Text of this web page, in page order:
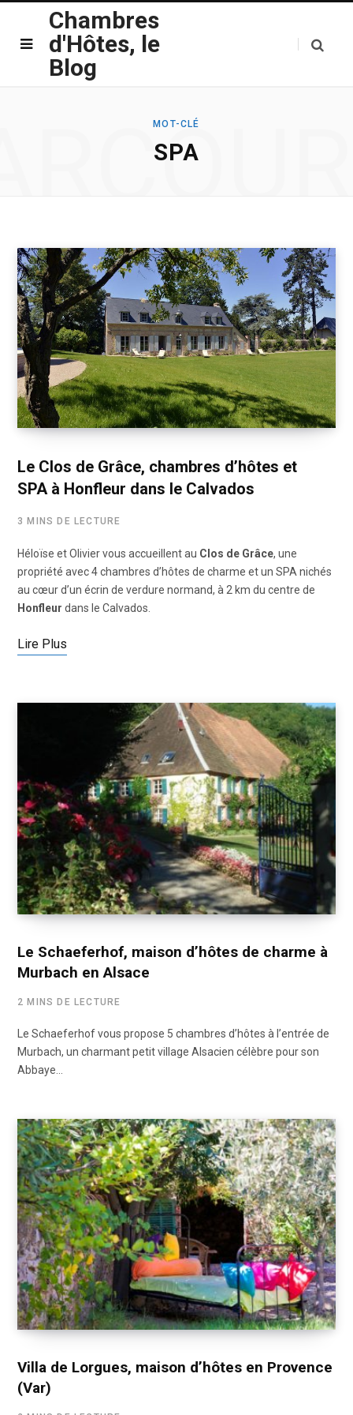
Chambres
d'Hôtes, le
Blog
MOT-CLÉ
SPA
Le Clos de Grâce, chambres d’hôtes et
SPA à Honfleur dans le Calvados
3 MINS DE LECTURE
Héloïse et Olivier vous accueillent au Clos de Grâce, une
propriété avec 4 chambres d’hôtes de charme et un SPA nichés
au cœur d’un écrin de verdure normand, à 2 km du centre de
Honfleur dans le Calvados.
Lire Plus
Le Schaeferhof, maison d’hôtes de charme à
Murbach en Alsace
2 MINS DE LECTURE
Le Schaeferhof vous propose 5 chambres d’hôtes à l’entrée de
Murbach, un charmant petit village Alsacien célèbre pour son
Abbaye…
Villa de Lorgues, maison d’hôtes en Provence
(Var)